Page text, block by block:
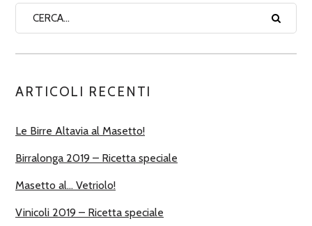
ARTICOLI RECENTI
Le Birre Altavia al Masetto!
Birralonga 2019 – Ricetta speciale
Masetto al… Vetriolo!
Vinicoli 2019 – Ricetta speciale